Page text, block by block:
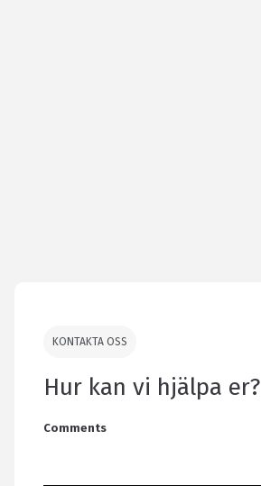
KONTAKTA OSS
Hur kan vi hjälpa er?
Comments